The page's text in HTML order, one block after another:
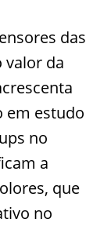
das
valor da
em estudo
no
a
que
no